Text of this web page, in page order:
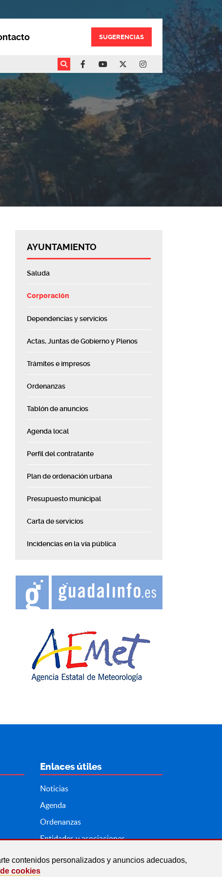
contenidos personalizados y anuncios adecuados,
cookies
SUGERENCIAS
AYUNTAMIENTO
Saluda
Corporación
Dependencias y servicios
Actas, Juntas de Gobierno y Plenos
Trámites e impresos
Ordenanzas
Tablón de anuncios
Agenda local
Perfil del contratante
Plan de ordenación urbana
Presupuesto municipal
Carta de servicios
Incidencias en la vía pública
Enlaces útiles
Noticias
Agenda
Ordenanzas
Entidades y asociaciones